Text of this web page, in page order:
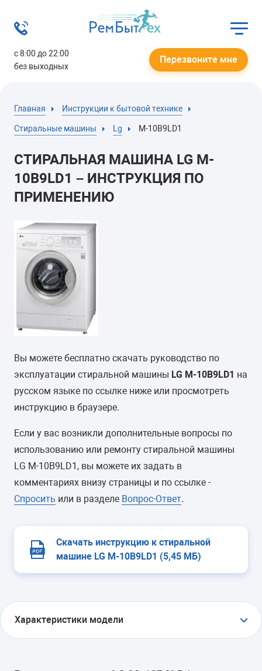
с 8:00 до 22:00
без выходных
Перезвоните мне
Главная Инструкции к бытовой технике
Стиральные машины Lg M-10B9LD1
СТИРАЛЬНАЯ МАШИНА LG M-
10B9LD1 – ИНСТРУКЦИЯ ПО
ПРИМЕНЕНИЮ
Вы можете бесплатно скачать руководство по
эксплуатации стиральной машины LG M-10B9LD1 на
русском языке по ссылке ниже или просмотреть
инструкцию в браузере.
Если у вас возникли дополнительные вопросы по
использованию или ремонту стиральной машины
LG M-10B9LD1, вы можете их задать в
комментариях внизу страницы и по ссылке -
Спросить или в разделе Вопрос-Ответ.
Скачать инструкцию к стиральной
машине LG M-10B9LD1 (5,45 МБ)
Характеристики модели